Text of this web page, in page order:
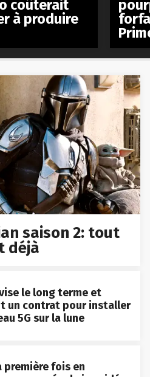
saison 2: tout
déjà
le long terme et
un contrat pour installer
5G sur la lune
première fois en
coûterait
à produire